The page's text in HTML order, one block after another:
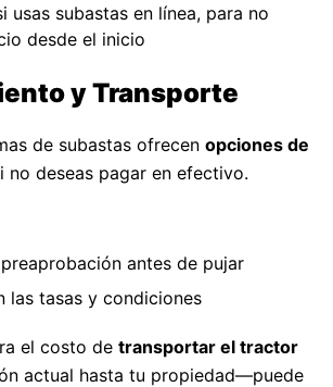
usas subastas en línea, para no
desde el inicio
y Transporte
de subastas ofrecen opciones de
no deseas pagar en efectivo.
antes de pujar
las tasas y condiciones
el costo de transportar el tractor
actual hasta tu propiedad—puede